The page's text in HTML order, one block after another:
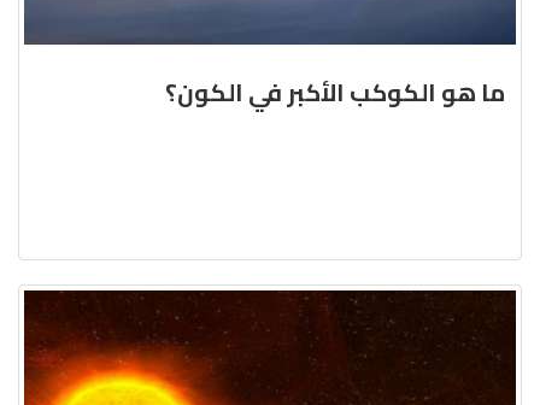
ما هو الكوكب الأكبر في الكون؟